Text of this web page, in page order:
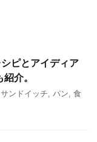
ピとアイディア
介。
サンドイッチ パン 食